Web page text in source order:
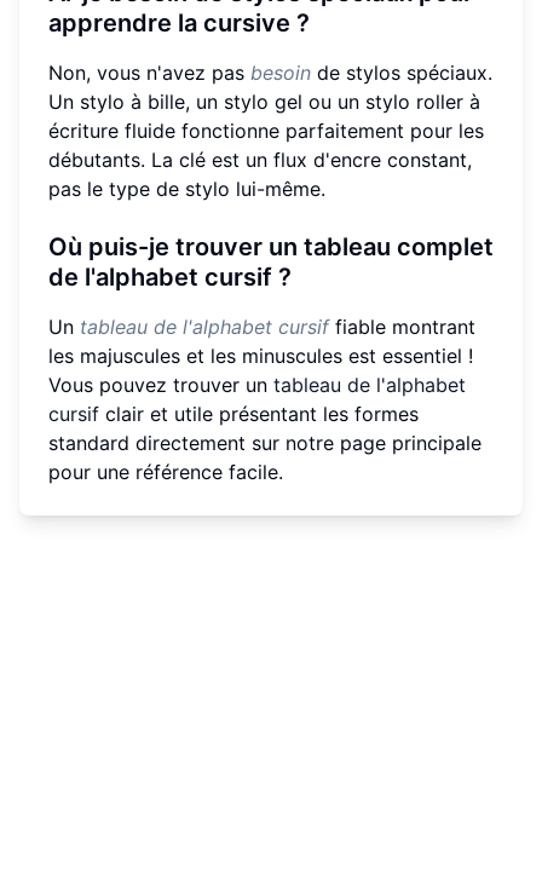
apprendre la cursive ?
Non, vous n'avez pas besoin de stylos spéciaux.
Un stylo à bille, un stylo gel ou un stylo roller à
écriture fluide fonctionne parfaitement pour les
débutants. La clé est un flux d'encre constant,
pas le type de stylo lui-même.
Où puis-je trouver un tableau complet
de l'alphabet cursif ?
Un tableau de l'alphabet cursiffiable montrant
les majuscules et les minuscules est essentiel !
Vous pouvez trouver un tableau de l'alphabet
cursif clair et utile présentant les formes
standard directement sur notre page principale
pour une référence facile.